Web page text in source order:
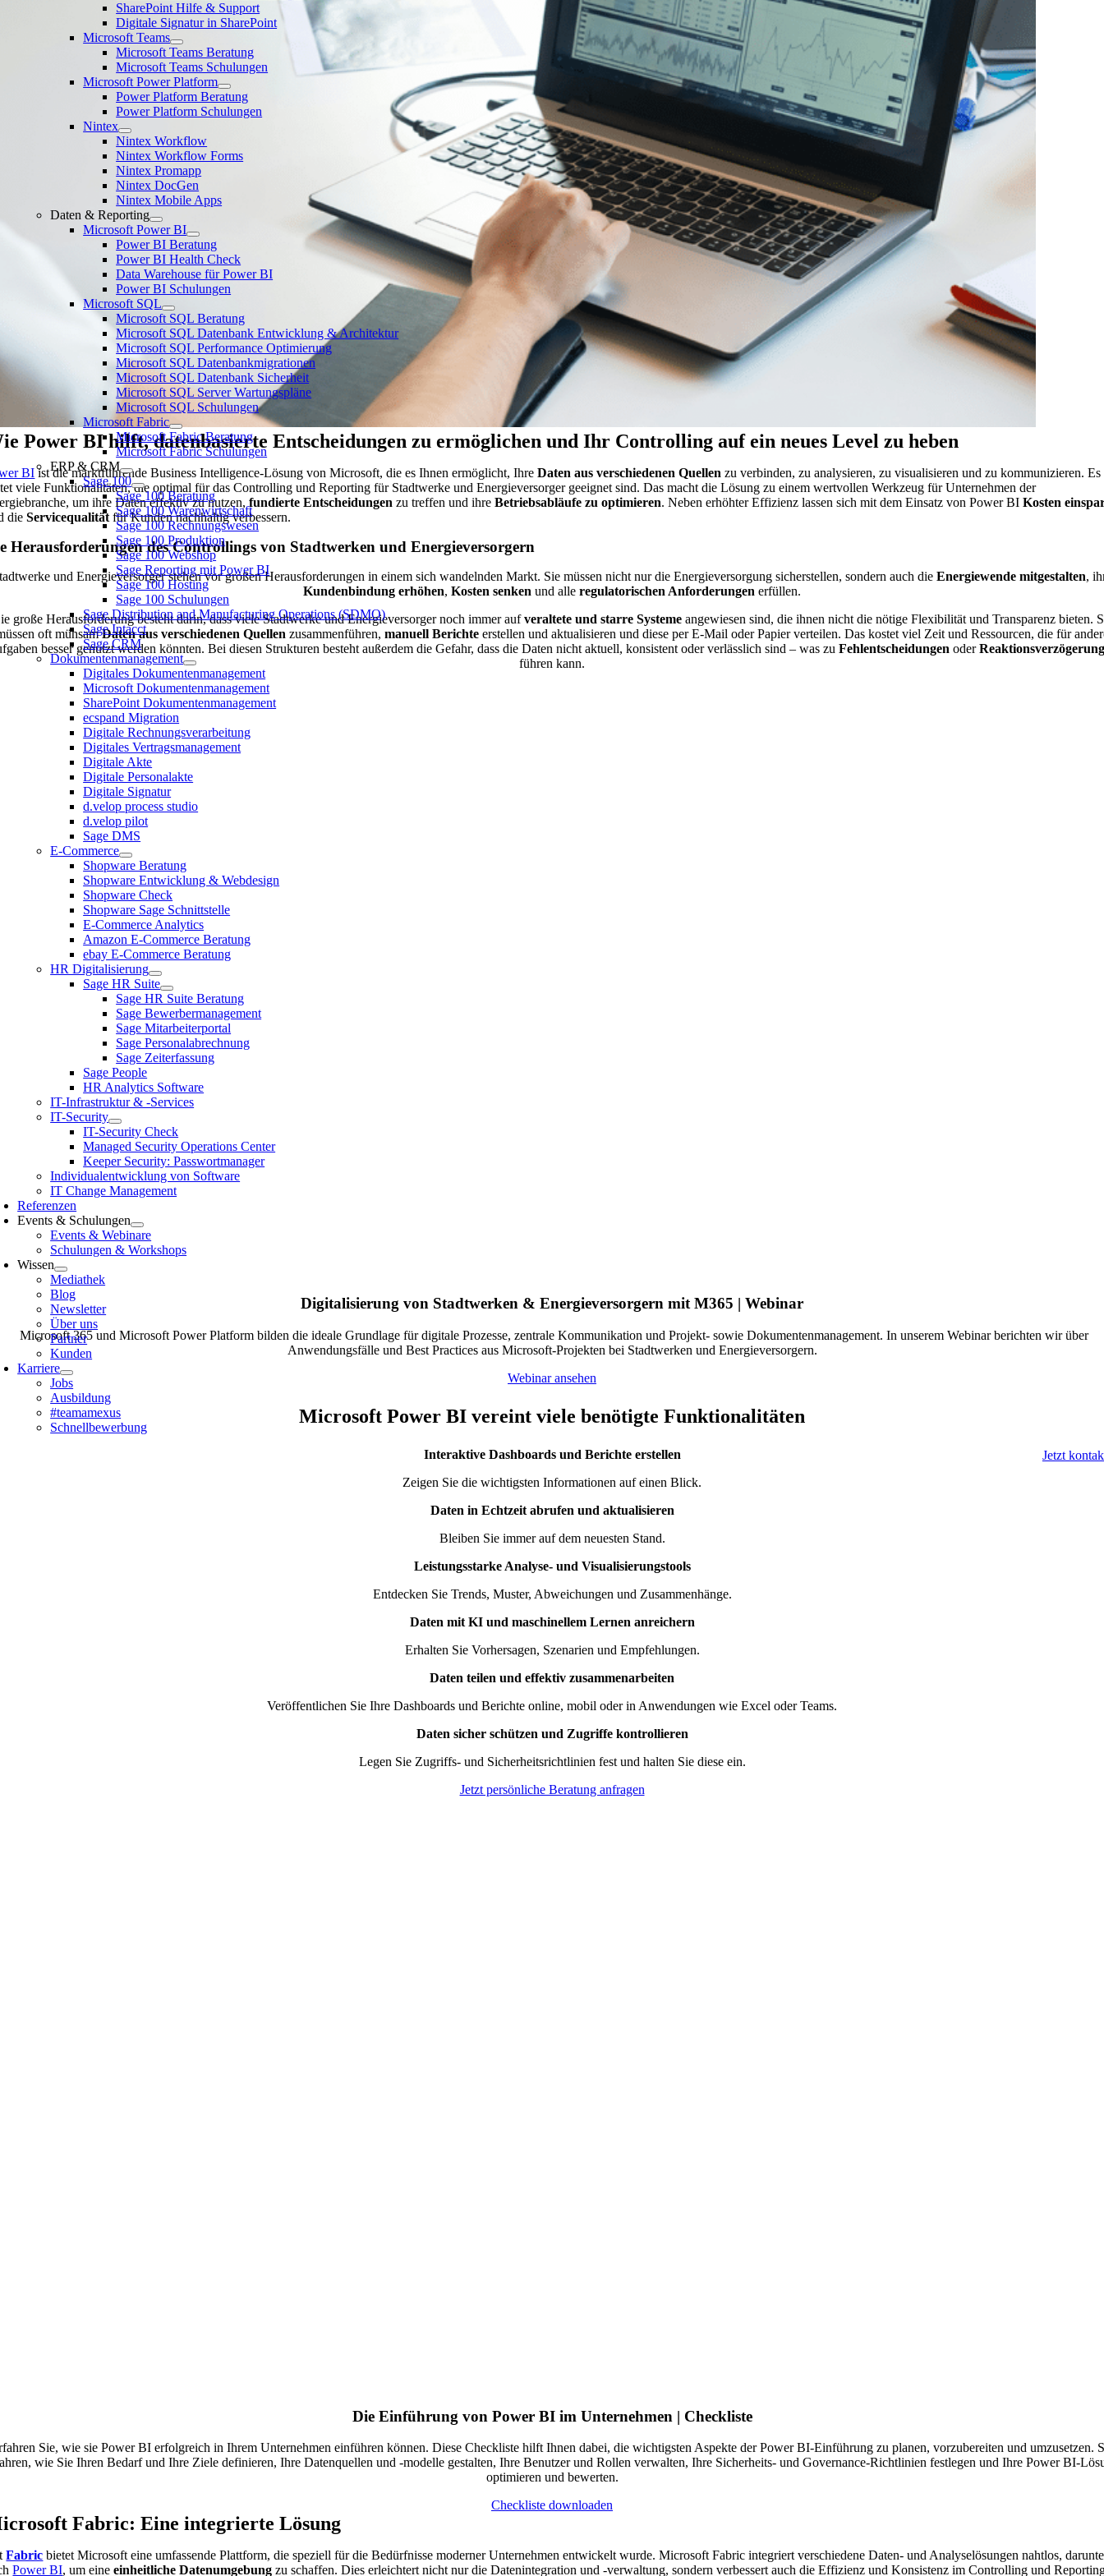
SharePoint Hilfe & Support
Digitale Signatur in SharePoint
Microsoft Teams
Microsoft Teams Beratung
Microsoft Teams Schulungen
Microsoft Power Platform
Power Platform Beratung
Power Platform Schulungen
Nintex
Nintex Workflow
Nintex Workflow Forms
Nintex Promapp
Nintex DocGen
Nintex Mobile Apps
Daten & Reporting
Microsoft Power BI
Power BI Beratung
Power BI Health Check
Data Warehouse für Power BI
Power BI Schulungen
Microsoft SQL
Microsoft SQL Beratung
Microsoft SQL Datenbank Entwicklung & Architektur
Microsoft SQL Performance Optimierung
Microsoft SQL Datenbankmigrationen
Microsoft SQL Datenbank Sicherheit
Microsoft SQL Server Wartungspläne
Microsoft SQL Schulungen
Microsoft Fabric
Microsoft Fabric Beratung
Microsoft Fabric Schulungen
ERP & CRM
Sage 100
Sage 100 Beratung
Sage 100 Warenwirtschaft
Sage 100 Rechnungswesen
Sage 100 Produktion
Sage 100 Webshop
Sage Reporting mit Power BI
Sage 100 Hosting
Sage 100 Schulungen
Sage Distribution and Manufacturing Operations (SDMO)
Sage Intacct
Sage CRM
Dokumentenmanagement
Digitales Dokumentenmanagement
Microsoft Dokumentenmanagement
SharePoint Dokumentenmanagement
ecspand Migration
Digitale Rechnungsverarbeitung
Digitales Vertragsmanagement
Digitale Akte
Digitale Personalakte
Digitale Signatur
d.velop process studio
d.velop pilot
Sage DMS
E-Commerce
Shopware Beratung
Shopware Entwicklung & Webdesign
Shopware Check
Shopware Sage Schnittstelle
E-Commerce Analytics
Amazon E-Commerce Beratung
ebay E-Commerce Beratung
HR Digitalisierung
Sage HR Suite
Sage HR Suite Beratung
Sage Bewerbermanagement
Sage Mitarbeiterportal
Sage Personalabrechnung
Sage Zeiterfassung
Sage People
HR Analytics Software
IT-Infrastruktur & -Services
IT-Security
IT-Security Check
Managed Security Operations Center
Keeper Security: Passwortmanager
Individualentwicklung von Software
IT Change Management
Referenzen
Events & Schulungen
Events & Webinare
Schulungen & Workshops
Wissen
Mediathek
Blog
Newsletter
Über uns
Partner
Kunden
Karriere
Jobs
Ausbildung
#teamamexus
Schnellbewerbung
Jetzt
Power BI hilft, datenbasierte Entscheidungen zu ermöglichen und Ihr Controlling auf ein neues Level zu heben
BIist die marktführende Business Intelligence-Lösung von Microsoft, die es Ihnen ermöglicht, IhreDaten aus verschiedenen Quellen zu verbinden, zu analysieren, zu visualisieren und zu kommunizieren. Es
viele Funktionalitäten, die optimal für das Controlling und Reporting für Stadtwerke und Energieversorger geeignet sind. Das macht die Lösung zu einem wertvollen Werkzeug für Unternehmen der
um ihre Daten effektiv zu nutzen,fundierte Entscheidungen zu treffen und ihreBetriebsabläufe zu optimieren. Neben erhöhter Effizienz lassen sich mit dem Einsatz von Power BIKosten
dieServicequalitätfür Kunden nachhaltig verbessern.
Herausforderungen des Controllings von Stadtwerken und Energieversorgern
und Energieversorger stehen vor großen Herausforderungen in einem sich wandelnden Markt. Sie müssen nicht nur die Energieversorgung sicherstellen, sondern auch die Energiewende mitgestalten,
Kundenbindung erhöhen, Kosten senken und alle regulatorischen Anforderungen erfüllen.
große Herausforderung besteht darin, dass viele Stadtwerke und Energieversorger noch immer aufveraltete und starre Systeme angewiesen sind, die ihnen nicht die nötige Flexibilität und Transparenz bieten.
oft mühsamDaten aus verschiedenen Quellenzusammenführen, manuell Berichteerstellen und aktualisieren und diese per E-Mail oder Papier verteilen. Das kostet viel Zeit und Ressourcen, die für
besser genutzt werden könnten. Bei diesen Strukturen besteht außerdem die Gefahr, dass die Daten nicht aktuell, konsistent oder verlässlich sind – was zu Fehlentscheidungen oder
führen kann.
Digitalisierung von Stadtwerken & Energieversorgern mit M365 | Webinar
Microsoft 365 und Microsoft Power Platform bilden die ideale Grundlage für digitale Prozesse, zentrale Kommunikation und Projekt- sowie Dokumentenmanagement. In unserem Webinar berichten wir über
Anwendungsfälle und Best Practices aus Microsoft-Projekten bei Stadtwerken und Energieversorgern.
Webinar ansehen
Microsoft Power BI vereint viele benötigte Funktionalitäten
Interaktive Dashboards und Berichte erstellen
Zeigen Sie die wichtigsten Informationen auf einen Blick.
Daten in Echtzeit abrufen und aktualisieren
Bleiben Sie immer auf dem neuesten Stand.
Leistungsstarke Analyse- und Visualisierungstools
Entdecken Sie Trends, Muster, Abweichungen und Zusammenhänge.
Daten mit KI und maschinellem Lernen anreichern
Erhalten Sie Vorhersagen, Szenarien und Empfehlungen.
Daten teilen und effektiv zusammenarbeiten
Veröffentlichen Sie Ihre Dashboards und Berichte online, mobil oder in Anwendungen wie Excel oder Teams.
Daten sicher schützen und Zugriffe kontrollieren
Legen Sie Zugriffs- und Sicherheitsrichtlinien fest und halten Sie diese ein.
Jetzt persönliche Beratung anfragen
Die Einführung von Power BI im Unternehmen | Checkliste
Sie, wie sie Power BI erfolgreich in Ihrem Unternehmen einführen können. Diese Checkliste hilft Ihnen dabei, die wichtigsten Aspekte der Power BI-Einführung zu planen, vorzubereiten und umzusetzen.
wie Sie Ihren Bedarf und Ihre Ziele definieren, Ihre Datenquellen und -modelle gestalten, Ihre Benutzer und Rollen verwalten, Ihre Sicherheits- und Governance-Richtlinien festlegen und Ihre Power BI-
optimieren und bewerten.
Checkliste downloaden
Fabric: Eine integrierte Lösung
Fabric bietet Microsoft eine umfassende Plattform, die speziell für die Bedürfnisse moderner Unternehmen entwickelt wurde. Microsoft Fabric integriert verschiedene Daten- und Analyselösungen nahtlos,
Power BI, um eineeinheitliche Datenumgebung zu schaffen. Dies erleichtert nicht nur die Datenintegration und -verwaltung, sondern verbessert auch die Effizienz und Konsistenz im Controlling und